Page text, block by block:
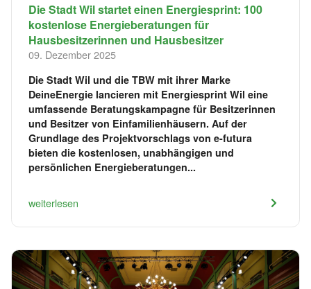
Die Stadt Wil startet einen Energiesprint: 100
kostenlose Energieberatungen für
Hausbesitzerinnen und Hausbesitzer
09. Dezember 2025
Die Stadt Wil und die TBW mit ihrer Marke
DeineEnergie lancieren mit Energiesprint Wil eine
umfassende Beratungskampagne für Besitzerinnen
und Besitzer von Einfamilienhäusern. Auf der
Grundlage des Projektvorschlags von e-futura
bieten die kostenlosen, unabhängigen und
persönlichen Energieberatungen...
weiterlesen